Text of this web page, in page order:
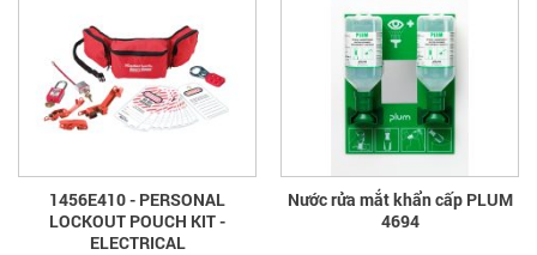
1456E410 - PERSONAL
LOCKOUT POUCH KIT -
ELECTRICAL
Nước rửa mắt khẩn cấp PLUM
4694